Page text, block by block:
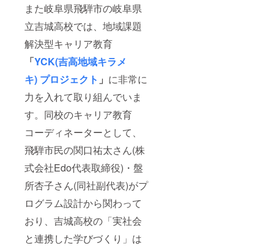
また岐阜県飛騨市の岐阜県
立吉城高校では、地域課題
解決型キャリア教育
「YCK(吉高地域キラメ
キ) プロジェクト 」 に非常に
力を入れて取り組んでいま
す。同校のキャリア教育
コーディネーターとして、
飛騨市民の関口祐太さん(株
式会社Edo代表取締役)・盤
所杏子さん(同社副代表)がプ
ログラム設計から関わって
おり、吉城高校の「実社会
と連携した学びづくり」は